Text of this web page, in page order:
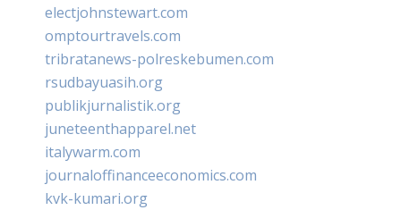
electjohnstewart.com
omptourtravels.com
tribratanews-polreskebumen.com
rsudbayuasih.org
publikjurnalistik.org
juneteenthapparel.net
italywarm.com
journaloffinanceeconomics.com
kvk-kumari.org